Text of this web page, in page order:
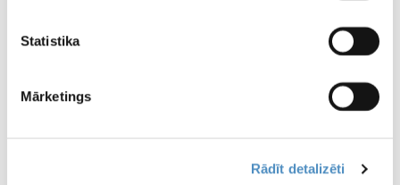
Statistika
Mārketings
Rādīt detalizēti